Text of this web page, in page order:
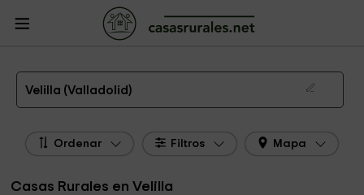
Casas Rurales
Rurales Valladolid
Casas Rurales Velilla
Las 1 mejores casas rurales en Velilla de 2026
Velilla (Valladolid)
Ordenar Filtros Mapa
Casas Rurales en Velilla